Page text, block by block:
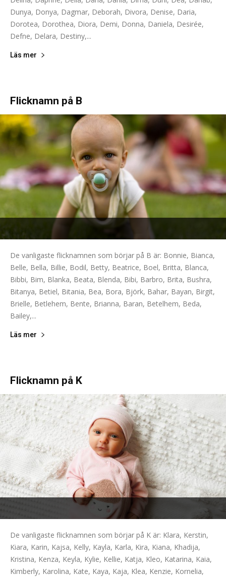
Dunya, Donya, Dagmar, Deborah, Divora, Denise, Daria,
Dorotea, Dorothea, Diora, Demi, Donna, Daniela, Desirée,
Defne, Delara, Destiny,...
Läs mer
Flicknamn på B
De vanligaste flicknamnen som börjar på B är: Bonnie, Bianca,
Belle, Bella, Billie, Bodil, Betty, Beatrice, Boel, Britta, Blanca,
Bibbi, Bim, Blanka, Beata, Blenda, Bibi, Barbro, Brita, Bushra,
Bitanya, Betiel, Bitania, Bea, Bora, Björk, Bahar, Bayan, Birgit,
Brielle, Betlehem, Bente, Brianna, Baran, Betelhem, Beda,
Bailey,...
Läs mer
Flicknamn på K
De vanligaste flicknamnen som börjar på K är: Klara, Kerstin,
Kiara, Karin, Kajsa, Kelly, Kayla, Karla, Kira, Kiana, Khadija,
Kristina, Kenza, Keyla, Kylie, Kellie, Katja, Kleo, Katarina, Kaia,
Kimberly, Karolina, Kate, Kaya, Kaja, Klea, Kenzie, Kornelia,